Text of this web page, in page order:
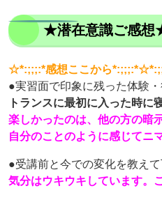
★潜在意識ご感
☆*:;;;:*感想ここから
●実習面で印象に残った体験
トランスに最初に入った時に
楽しかったのは、他の方の暗
自分のことのように感じてニ
●受講前と今での変化を教え
気分はウキウキしています。